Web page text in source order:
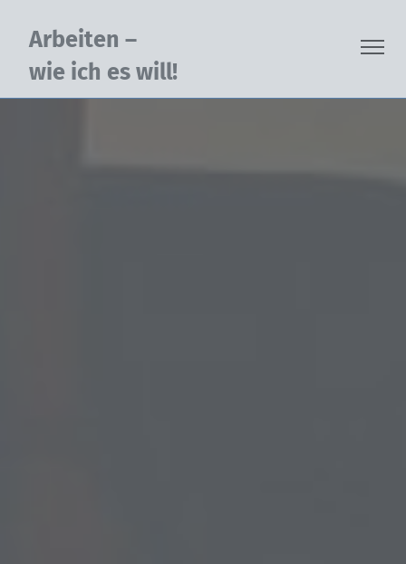
Arbeiten - wie ich es will |
Arbeiten –
wie ich es will!